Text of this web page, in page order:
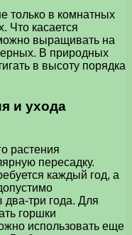
только в комнатных
Что касается
выращивать на
В природных
в высоту порядка
и ухода
растения
пересадку.
каждый год, а
три года. Для
горшки
использовать еще